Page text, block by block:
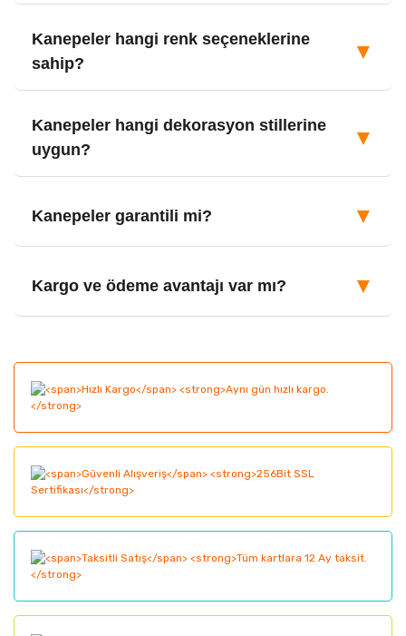
Kanepeler hangi renk seçeneklerine
sahip?
▼
Kanepeler hangi dekorasyon stillerine
uygun?
▼
Kanepeler garantili mi? ▼
Kargo ve ödeme avantajı var mı? ▼